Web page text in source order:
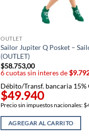
OUTLET
Sailor Jupiter Q Posket –
(OUTLET)
$58.753,00
6 cuotas sin interes de
Débito/Transf. bancaria 15%
$49.940
Precio sin impuestos nacionales:
AGREGAR AL CARRITO